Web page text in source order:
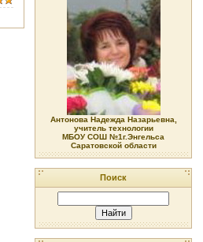
Антонова Надежда Назарьевна,
учитель технологии
МБОУ СОШ №1г.Энгельса
Саратовской области
Поиск